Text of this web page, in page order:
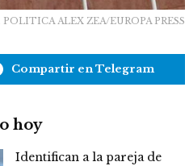
ALEX ZEA/EUROPA PRESS
Compartir en Telegram
hoy
Identifican a la pareja de